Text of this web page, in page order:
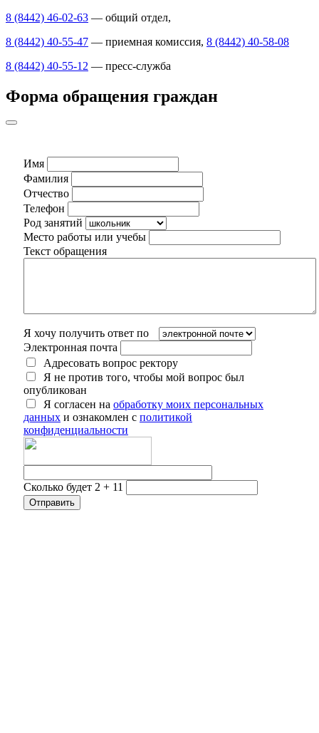
8 (8442) 46-02-63 — общий отдел,
8 (8442) 40-55-47 — приемная комиссия, 8 (8442) 40-58-08
8 (8442) 40-55-12 — пресс-служба
Форма обращения граждан
Имя
Фамилия
Отчество
Телефон
Род занятий
Место работы или учебы
Текст обращения
Я хочу получить ответ по
Электронная почта
Адресовать вопрос ректору
Я не против того, чтобы мой вопрос был
опубликован
Я согласен на обработку моих персональных
данных и ознакомлен с политикой
конфиденциальности
Сколько будет 2 + 11